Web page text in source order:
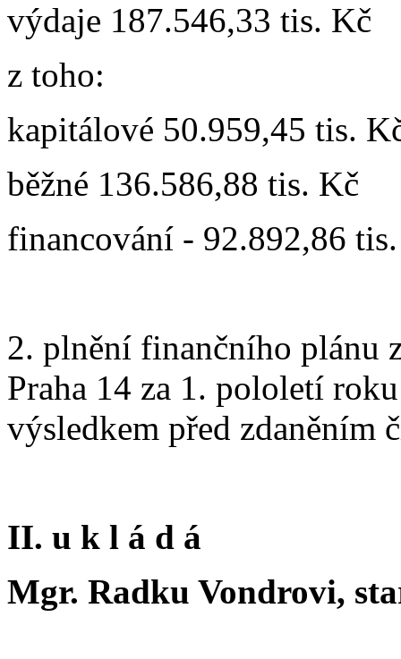
výdaje 187.546,33 tis. Kč
z toho:
kapitálové 50.959,45 tis.
běžné 136.586,88 tis. Kč
financování - 92.892,86
2. plnění finančního plánu
Praha 14 za 1. pololetí
výsledkem před zdaněním
II. u k l á d á
Mgr. Radku Vondrovi,